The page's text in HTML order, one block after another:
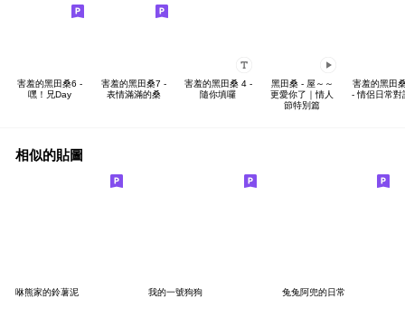
害羞的黑田桑6 -
嘿！兄Day
害羞的黑田桑7 -
表情滿滿的桑
害羞的黑田桑 4 -
隨你填囉
黑田桑 - 屋～～
更愛你了｜情人
節特別篇
害羞的黑田
- 情侶日常對
相似的貼圖
咻熊家的鈴薯泥 我的一號狗狗 兔兔阿兜的日常